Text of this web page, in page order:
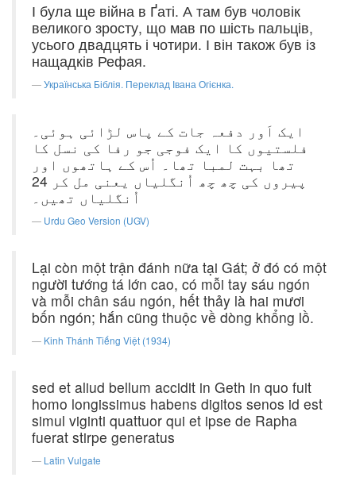
І була ще війна в Ґаті. А там був чоловік
великого зросту, що мав по шість пальців,
усього двадцять і чотири. І він також був із
нащадків Рефая.
Українська Біблія. Переклад Івана Огієнка.
ایک اَور دفعہ جات کے پاس لڑائی ہوئی۔
فلستیوں کا ایک فوجی جو رفا کی نسل کا
تھا بہت لمبا تھا۔ اُس کے ہاتھوں اور
پیروں کی چھ چھ اُنگلیاں یعنی مل کر 24
اُنگلیاں تھیں۔
Urdu Geo Version (UGV)
Lại còn một trận đánh nữa tại Gát; ở đó có một
người tướng tá lớn cao, có mỗi tay sáu ngón
và mỗi chân sáu ngón, hết thảy là hai mươi
bốn ngón; hắn cũng thuộc về dòng khổng lồ.
Kinh Thánh Tiếng Việt (1934)
sed et aliud bellum accidit in Geth in quo fuit
homo longissimus habens digitos senos id est
simul viginti quattuor qui et ipse de Rapha
fuerat stirpe generatus
Latin Vulgate